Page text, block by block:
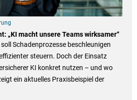
„KI macht unsere Teams wirksamer“
Schadenprozesse beschleunigen
steuern. Doch der Einsatz
KI konkret nutzen – und wo
ein aktuelles Praxisbeispiel der